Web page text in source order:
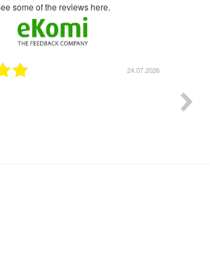
see some of the reviews here.
24.07.2026